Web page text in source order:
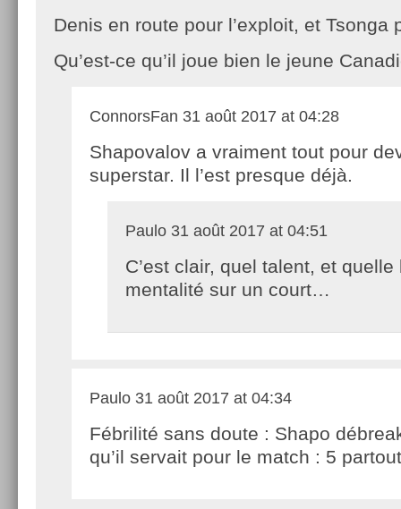
Denis en route pour l’exploit, et Tsonga
Qu’est-ce qu’il joue bien le jeune
ConnorsFan 31 août 2017 at 04:28
Shapovalov a vraiment tout pour
superstar. Il l’est presque déjà.
Paulo 31 août 2017 at 04:51
C’est clair, quel talent, et quelle
mentalité sur un court…
Paulo 31 août 2017 at 04:34
Fébrilité sans doute : Shapo
qu’il servait pour le match : 5